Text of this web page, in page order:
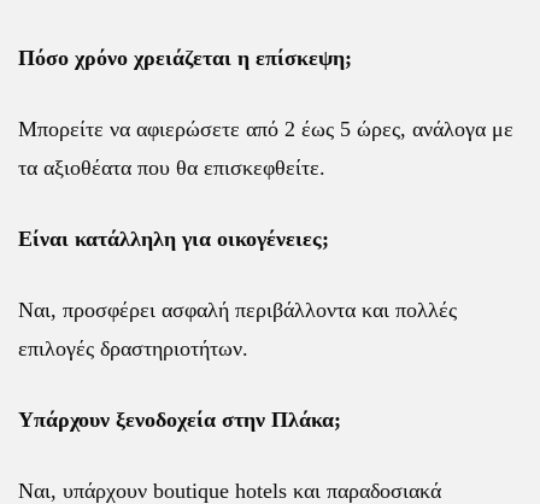
Πόσο χρόνο χρειάζεται η επίσκεψη;
Μπορείτε να αφιερώσετε από 2 έως 5 ώρες, ανάλογα με
τα αξιοθέατα που θα επισκεφθείτε.
Είναι κατάλληλη για οικογένειες;
Ναι, προσφέρει ασφαλή περιβάλλοντα και πολλές
επιλογές δραστηριοτήτων.
Υπάρχουν ξενοδοχεία στην Πλάκα;
Ναι, υπάρχουν boutique hotels και παραδοσιακά